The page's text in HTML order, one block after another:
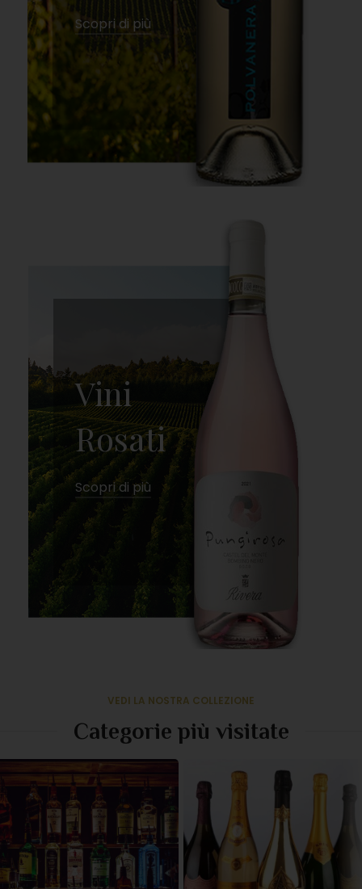
Scopri di più
Vini
Rosati
Scopri di più
VEDI LA NOSTRA COLLEZIONE
Categorie più visitate